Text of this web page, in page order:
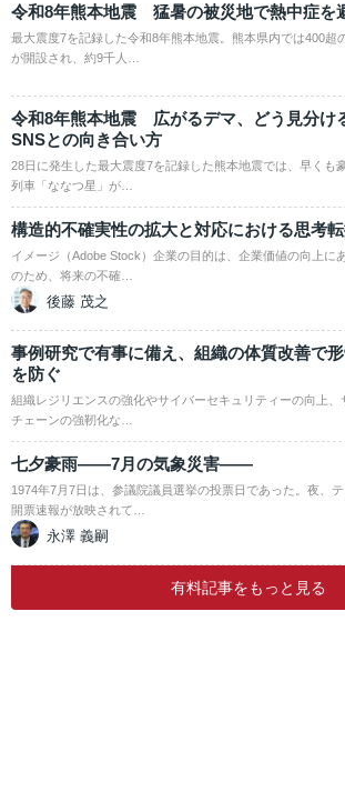
令和8年熊本地震 猛暑の被災地で熱中症を
最大震度7を記録した令和8年熊本地震。熊本県内では400超
が開設され、約9千人…
令和8年熊本地震 広がるデマ、どう見分け
SNSとの向き合い方
28日に発生した最大震度7を記録した熊本地震では、早くも
列車「ななつ星」が…
構造的不確実性の拡大と対応における思考
イメージ（Adobe Stock）企業の目的は、企業価値の向上に
のため、将来の不確…
後藤 茂之
事例研究で有事に備え、組織の体質改善で
を防ぐ
組織レジリエンスの強化やサイバーセキュリティーの向上、
チェーンの強靭化な…
七夕豪雨――7月の気象災害――
1974年7月7日は、参議院議員選挙の投票日であった。夜、
開票速報が放映されて…
永澤 義嗣
有料記事をもっと見る